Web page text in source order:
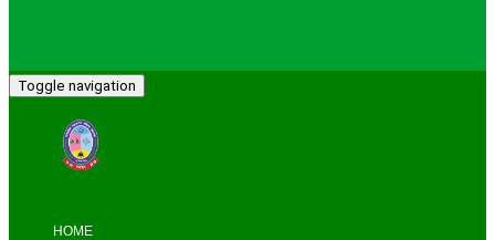
Toggle navigation
HOME